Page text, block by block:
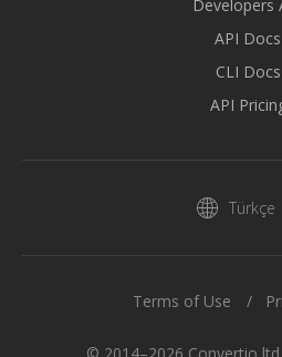
Developers
API Docs
CLI Docs
API
Türkçe
Terms of Use